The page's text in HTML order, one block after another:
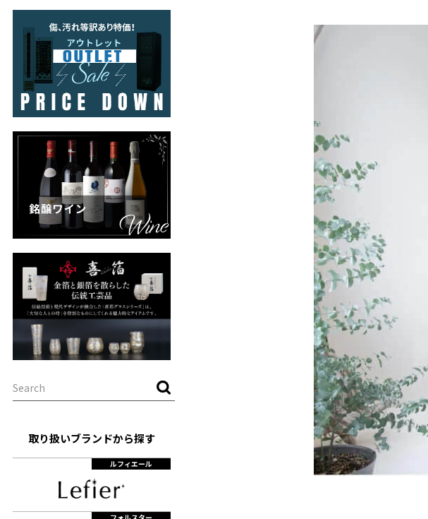
取り扱いブランドから探す
ルフィエール